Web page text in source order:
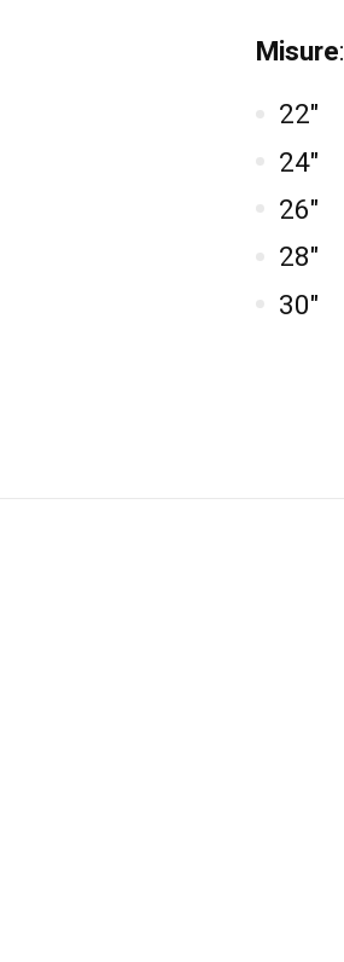
Misure:
22"
24"
26"
28"
30"